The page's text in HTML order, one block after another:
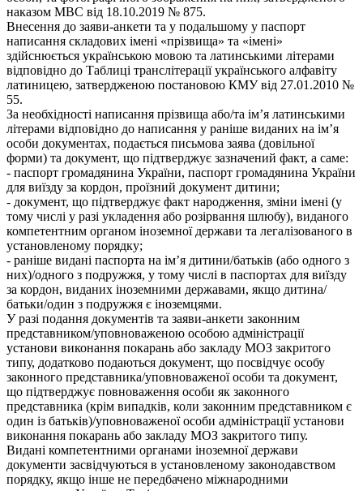
наказом МВС від 18.10.2019 № 875.
Внесення до заяви-анкети та у подальшому у паспорт
написання складових імені «прізвища» та «імені»
здійснюється українською мовою та латинськими літерами
відповідно до Таблиці транслітерації українського алфавіту
латиницею, затвердженою постановою КМУ від 27.01.2010 №
55.
За необхідності написання прізвища або/та ім’я латинськими
літерами відповідно до написання у раніше виданих на ім’я
особи документах, подається письмова заява (довільної
форми) та документ, що підтверджує зазначений факт, а саме:
- паспорт громадянина України, паспорт громадянина України
для виїзду за кордон, проїзний документ дитини;
- документ, що підтверджує факт народження, зміни імені (у
тому числі у разі укладення або розірвання шлюбу), виданого
компетентним органом іноземної держави та легалізованого в
установленому порядку;
- раніше видані паспорта на ім’я дитини/батьків (або одного з
них)/одного з подружжя, у тому числі в паспортах для виїзду
за кордон, виданих іноземними державами, якщо дитина/
батьки/один з подружжя є іноземцями.
У разі подання документів та заяви-анкети законним
представником/уповноваженою особою адміністрації
установи виконання покарань або закладу МОЗ закритого
типу, додатково подаються документ, що посвідчує особу
законного представника/уповноваженої особи та документ,
що підтверджує повноваження особи як законного
представника (крім випадків, коли законним представником є
один із батьків)/уповноваженої особи адміністрації установи
виконання покарань або закладу МОЗ закритого типу.
Видані компетентними органами іноземної держави
документи засвідчуються в установленому законодавством
порядку, якщо інше не передбачено міжнародними